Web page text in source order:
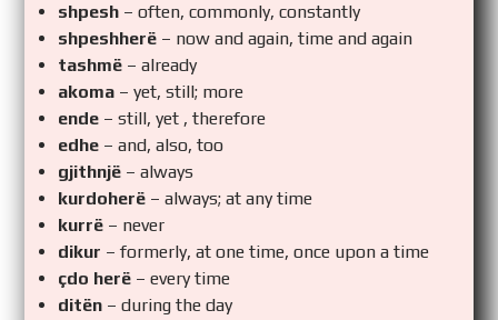
shpesh – often, commonly, constantly
shpeshherë – now and again, time and again
tashmë – already
akoma – yet, still; more
ende – still, yet , therefore
edhe – and, also, too
gjithnjë – always
kurdoherë – always; at any time
kurrë – never
dikur – formerly, at one time, once upon a time
çdo herë – every time
ditën – during the day